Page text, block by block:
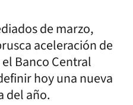
de marzo,
aceleración de
Banco Central
hoy una nueva
del año.